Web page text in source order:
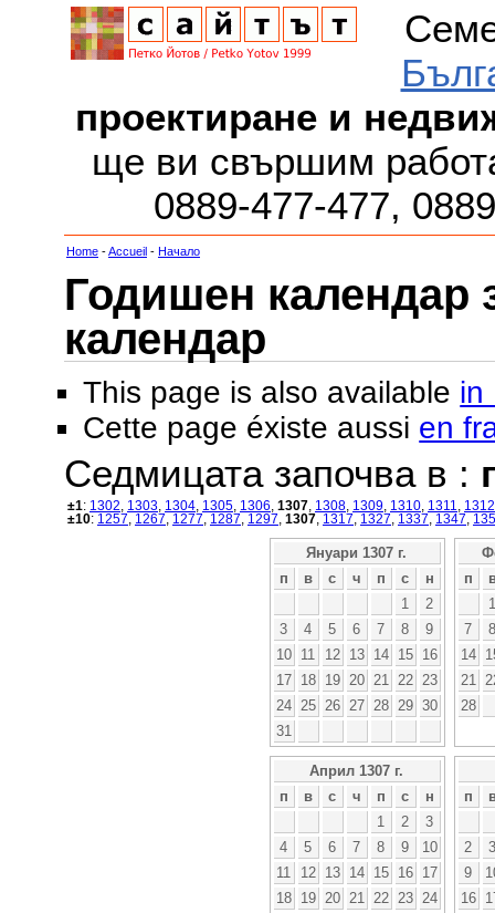
проектиране и
ще ви свършим
0889-477-477,
Home -Accueil - Начало
Годишен календар
календар
This page is also available in
Cette page éxiste aussi en
Седмицата започва в :
±1: 1302 1303 1304 1305 1306 1307 1308 1309 1310 1311
1312
±10: 1257 1267 1277 1287 1297 1307 1317 1327 1337 1347
Януари 1307 г.
п
в с ч п с
н
1
2
3
4 5 6 7 8
9
10
11 12 13 14 15
16
17
18 19 20 21 22
23
24
25 26 27 28 29 30
31
п
1
7
8
14
21
28
Април 1307 г.
п
в с ч п с
н
1
2
3
4
5 6 7 8 9
10
11
12 13 14 15 16
17
18
19 20 21 22 23
24
п
2
3
9
16